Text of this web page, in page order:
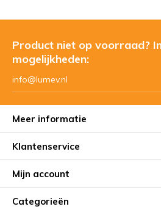
Product niet op voorraad?
mogelijkheden:
info@lumev.nl
Meer informatie
Klantenservice
Mijn account
Categorieën